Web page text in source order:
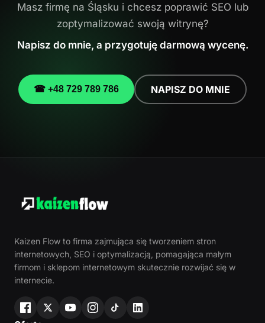
Masz firmę na Śląsku i chcesz poprawić SEO lub
zoptymalizować swoją witrynę?
Napisz do mnie, a przygotuję darmową wycenę.
☎ +48 729 789 786 NAPISZ DO MNIE
Kaizen Flow to firma zajmująca się tworzeniem stron
internetowych, SEO i optymalizacją, pomagająca małym
firmom i sklepom internetowym skutecznie rozwijać się w
internecie.